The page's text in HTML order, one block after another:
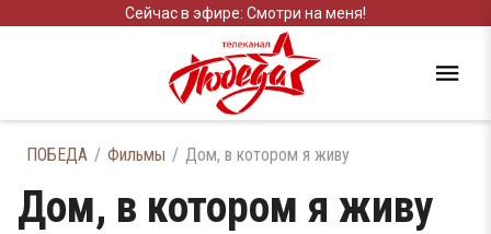
Сейчас в эфире: Смотри на меня!
ПОБЕДА Фильмы Дом, в котором я живу
Дом, в котором я живу